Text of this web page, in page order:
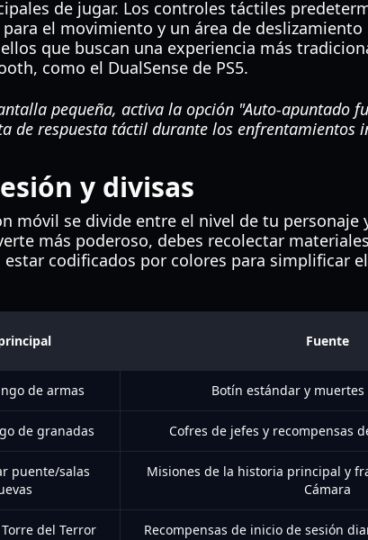
de jugar. Los controles táctiles
el movimiento y un área de deslizamiento
que buscan una experiencia más
como el DualSense de PS5.
pequeña, activa la opción "Auto-apuntado
de respuesta táctil durante los enfrentamientos
y divisas
móvil se divide entre el nivel de tu personaje
más poderoso, debes recolectar
codificados por colores para simplificar
Fuente
de armas Botín estándar y muertes
de granadas Cofres de jefes y recompensas
puente/salas
Misiones de la historia principal y
Cámara
del Terror Recompensas de inicio de sesión